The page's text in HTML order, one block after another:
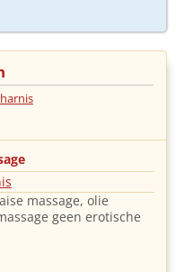
massage, olie
geen erotische